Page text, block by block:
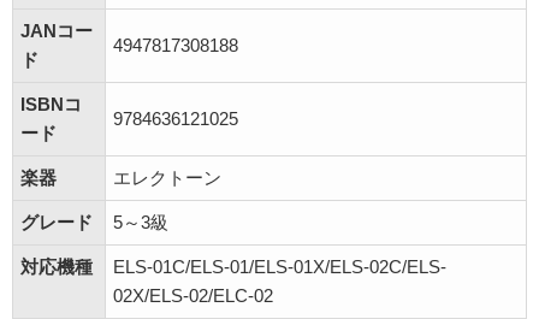
JANコー
ド
4947817308188
ISBNコ
ード
9784636121025
楽器 エレクトーン
グレード 5～3級
対応機種
ELS-01C/ELS-01/ELS-01X/ELS-02C/ELS-
02X/ELS-02/ELC-02